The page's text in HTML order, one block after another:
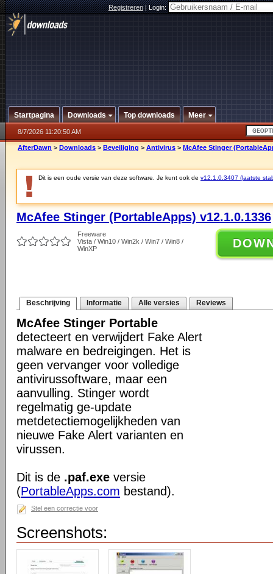
Registreren|Login:
Startpagina Downloads Top downloads Meer
8/7/2026 11:20:50 AM
AfterDawn > Downloads > Beveiliging > Antivirus > McAfee Stinger
Dit is een oude versie van deze software. Je kunt ook de v12.1.0.3407 (laatste
McAfee Stinger (PortableApps) v12.1.0.1336
Freeware
Vista / Win10 / Win2k / Win7 / Win8 /
WinXP
Beschrijving Informatie Alle versies Reviews
McAfee Stinger Portable
detecteert en verwijdert Fake Alert
malware en bedreigingen. Het is
geen vervanger voor volledige
antivirussoftware, maar een
aanvulling. Stinger wordt
regelmatig ge-update
metdetectiemogelijkheden van
nieuwe Fake Alert varianten en
virussen.
Dit is de .paf.exe versie
(PortableApps.com bestand).
Stel een correctie voor
Screenshots: